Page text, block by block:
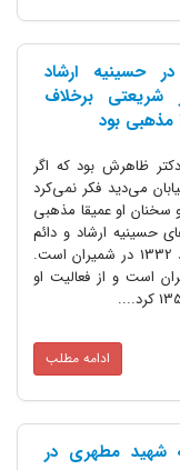
حسینیه ارشاد
برخلاف
بود
ظاهرش بود که اگر
می‌دید فکر نمی‌کرد
او عمیقا مذهبی
ارشاد و دائم
آنجا رفت و آمد داشتیم. عبدالله اسفندیاری متولد 1332 در شمیران است.
است و از فعالیت او
ادامه مطلب
مطهرى در